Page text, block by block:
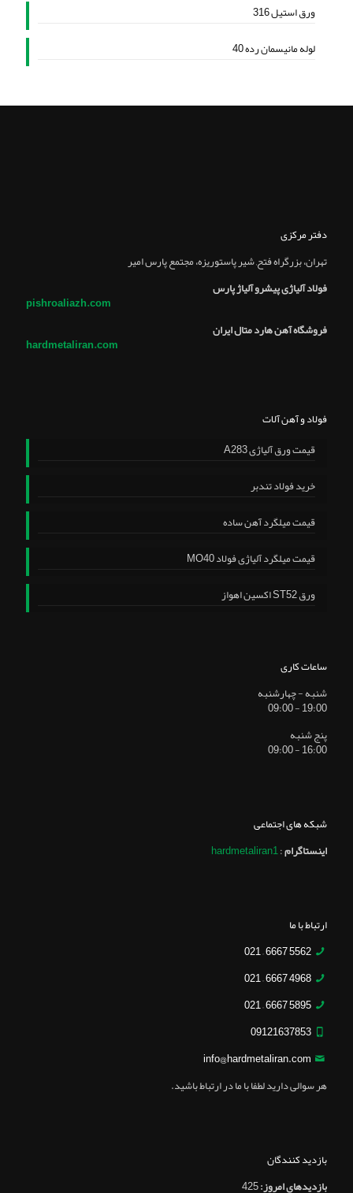
ورق استیل 316
لوله مانیسمان رده 40
دفتر مرکزی
تهران، بزرگراه فتح, شير پاستوريزه، مجتمع پارس امير
فولاد آلیاژی پیشرو آلیاژ پارس
pishroaliazh.com
فروشگاه آهن هارد متال ایران
hardmetaliran.com
فولاد و آهن آلات
قیمت ورق آلیاژی A283
خرید فولاد تندبر
قیمت میلگرد آهن ساده
قیمت میلگرد آلیاژی فولاد MO40
ورق ST52 اکسین اهواز
ساعات کاری
شنبه - چهارشنبه
19:00 - 09:00
پنج شنبه
16:00 - 09:00
شبکه های اجتماعی
اینستاگرام:
hardmetaliran1
ارتباط با ما
5562 6667 – 021
4968 6667 – 021
5895 6667 – 021
09121637853
info@hardmetaliran.com
هر سوالی دارید لطفا با ما در ارتباط باشید.
بازدید کنندگان
بازدیدهای امروز:425